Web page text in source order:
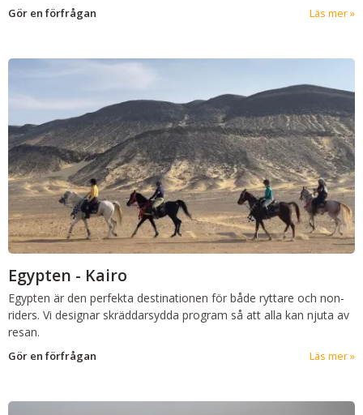
Gör en förfrågan Läs mer
Egypten - Kairo
Egypten är den perfekta destinationen för både ryttare och non-
riders. Vi designar skräddarsydda program så att alla kan njuta av
resan.
Gör en förfrågan Läs mer